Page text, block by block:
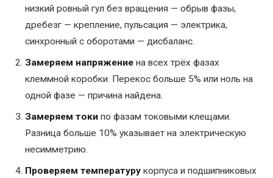
низкий ровный гул без вращения — обрыв фазы,
дребезг — крепление, пульсация — электрика,
синхронный с оборотами — дисбаланс.
Замеряем напряжение на всех трёх фазах
клеммной коробки. Перекос больше 5% или ноль на
одной фазе — причина найдена.
Замеряем токи по фазам токовыми клещами.
Разница больше 10% указывает на электрическую
несимметрию.
Проверяем температуру корпуса и подшипниковых